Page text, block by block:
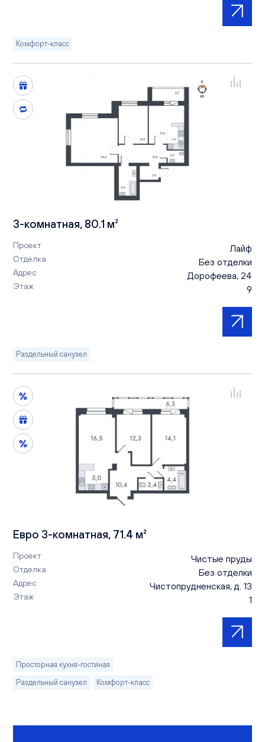
Комфорт-класс
3-комнатная, 80.1 м²
Проект Лайф
Отделка Без отделки
Адрес Дорофеева, 24
Этаж 9
Раздельный санузел
Евро 3-комнатная, 71.4 м²
Проект Чистые пруды
Отделка Без отделки
Адрес Чистопрудненская, д. 13
Этаж 1
Просторная кухня-гостиная
Раздельный санузел
Комфорт-класс